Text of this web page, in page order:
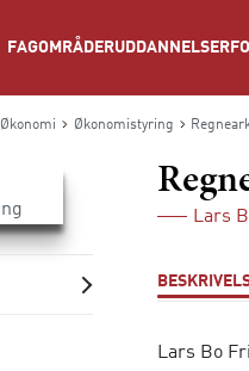
FAGOMRÅDERUDDANNELSER
Økonomi Økonomistyring
Lars
Lars Bo